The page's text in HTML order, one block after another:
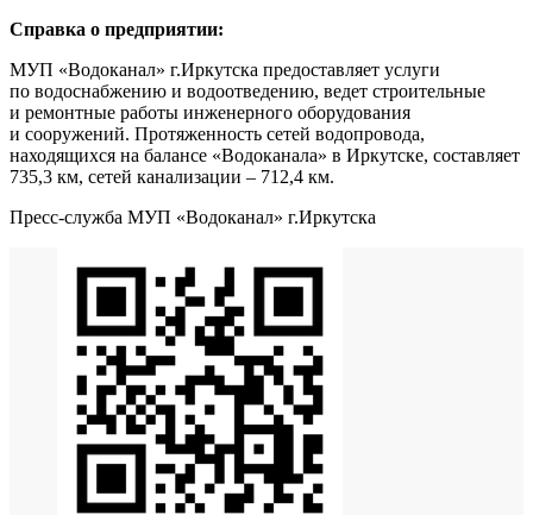
Справка о предприятии:
МУП «Водоканал» г.Иркутска предоставляет услуги
по водоснабжению и водоотведению, ведет строительные
и ремонтные работы инженерного оборудования
и сооружений. Протяженность сетей водопровода,
находящихся на балансе «Водоканала» в Иркутске, составляет
735,3 км, сетей канализации – 712,4 км.
Пресс-служба МУП «Водоканал» г.Иркутска